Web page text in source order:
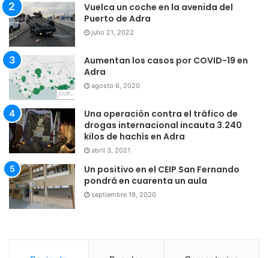
Vuelca un coche en la avenida del
Puerto de Adra
julio 21, 2022
Aumentan los casos por COVID-19 en
Adra
agosto 6, 2020
Una operación contra el tráfico de
drogas internacional incauta 3.240
kilos de hachís en Adra
abril 3, 2021
Un positivo en el CEIP San Fernando
pondrá en cuarenta un aula
septiembre 19, 2020